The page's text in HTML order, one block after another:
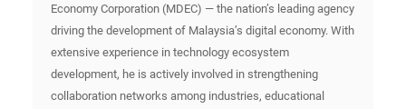
Economy Corporation (MDEC) — the nation’s leading agency
driving the development of Malaysia’s digital economy. With
extensive experience in technology ecosystem
development, he is actively involved in strengthening
collaboration networks among industries, educational